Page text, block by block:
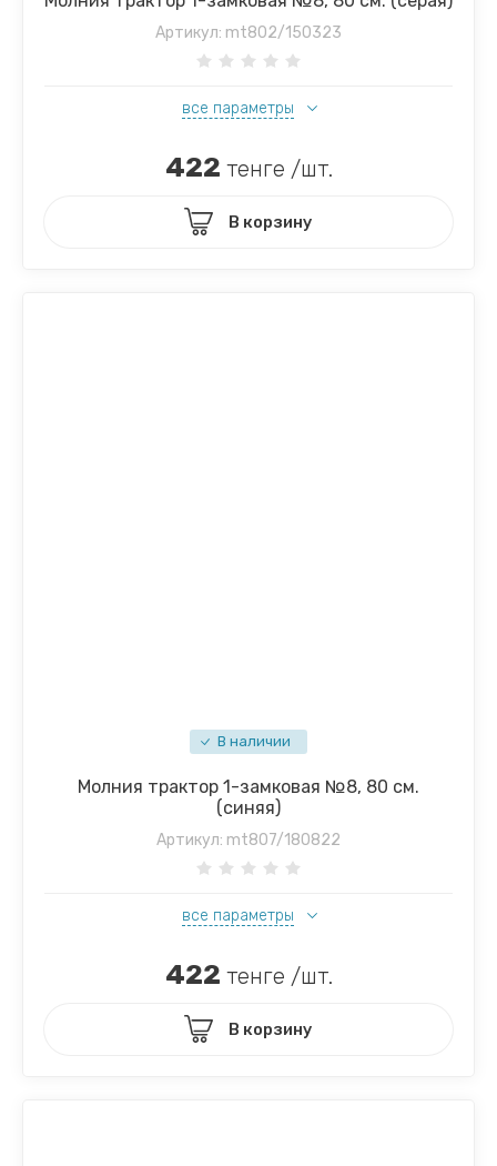
Артикул: mt802/150323
все параметры
422 тенге /шт.
В корзину
В наличии
Молния трактор 1-замковая №8, 80 см.
(синяя)
Артикул: mt807/180822
все параметры
422 тенге /шт.
В корзину